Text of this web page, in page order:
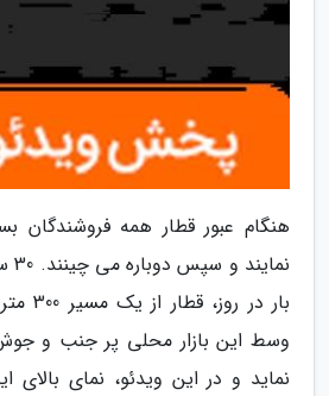
هنگام عبور قطار همه
بار در
وسط این بازار محلی پر جنب و
نماید و در این ویدئو، نمای بالای